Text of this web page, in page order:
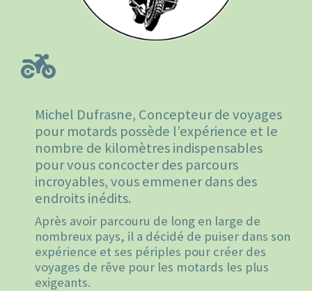
Michel Dufrasne, Concepteur de voyages
pour motards possède l’expérience et le
nombre de kilomètres indispensables
pour vous concocter des parcours
incroyables, vous emmener dans des
endroits inédits.
Après avoir parcouru de long en large de
nombreux pays, il a décidé de puiser dans son
expérience et ses périples pour créer des
voyages de rêve pour les motards les plus
exigeants.